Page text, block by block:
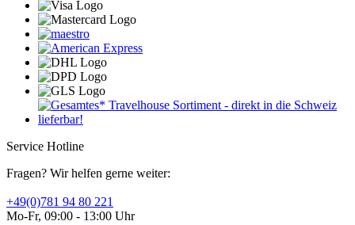
Service Hotline
Fragen? Wir helfen gerne weiter:
+49(0)781 94 80 221
Mo-Fr, 09:00 - 13:00 Uhr